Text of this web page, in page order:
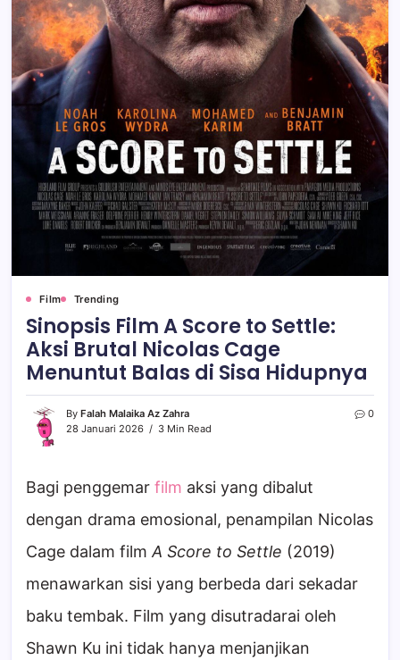
Film Trending
Sinopsis Film A Score to Settle:
Aksi Brutal Nicolas Cage
Menuntut Balas di Sisa Hidupnya
By Falah Malaika Az Zahra
28 Januari 2026
3 Min Read
0
Bagi penggemar film aksi yang dibalut
dengan drama emosional, penampilan Nicolas
Cage dalam filmA Score to Settle (2019)
menawarkan sisi yang berbeda dari sekadar
baku tembak. Film yang disutradarai oleh
Shawn Ku ini tidak hanya menjanjikan